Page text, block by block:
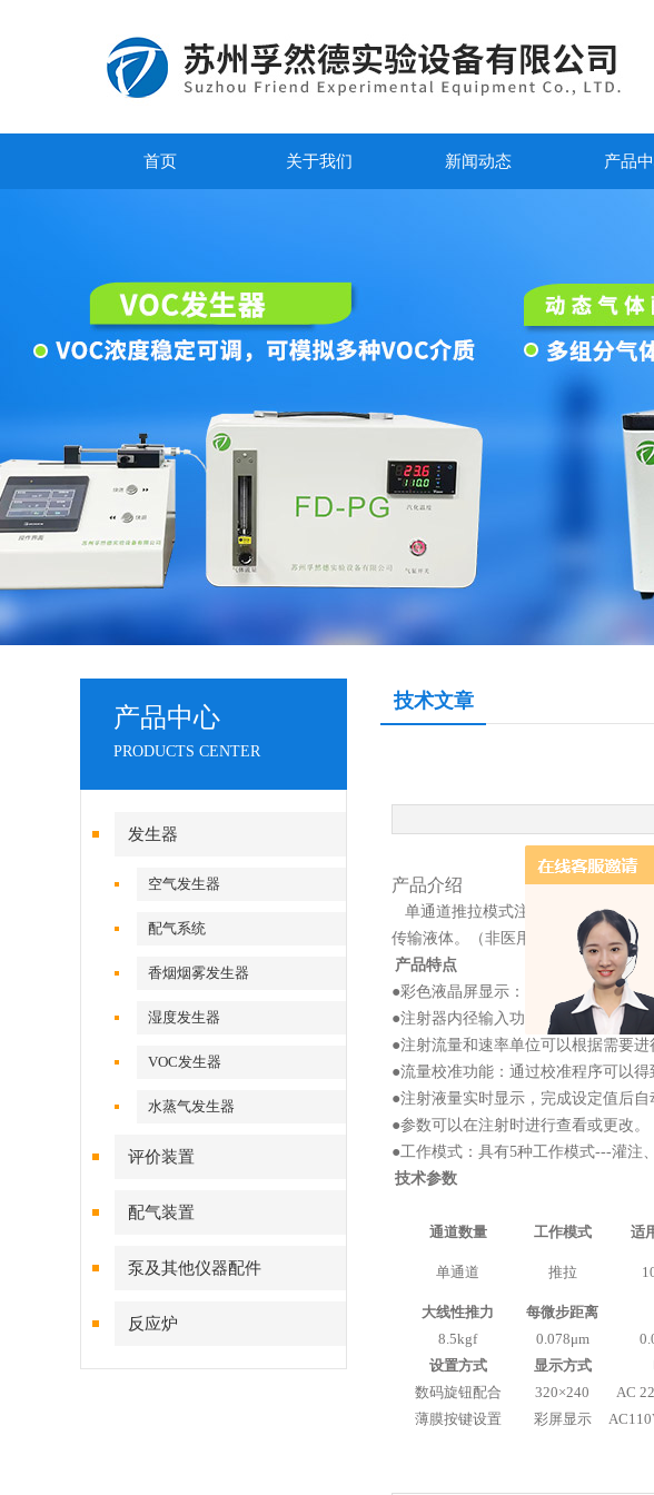
首页 关于我们 新闻动态 产品
产品中心
PRODUCTS CENTER
发生器
空气发生器
配气系统
香烟烟雾发生器
湿度发生器
VOC发生器
水蒸气发生器
评价装置
配气装置
泵及其他仪器配件
反应炉
技术文章
产品介绍
单通道推拉模式注射泵，不锈钢机
传输液体。（非医用）
产品特点
●彩色液晶屏显示：人机界面友好，
●注射器内径输入功能：可以从列表
●注射流量和速率单位可以根据需要进
●流量校准功能：通过校准程序可以得
●注射液量实时显示，完成设定值后自
●参数可以在注射时进行查看或更改。
●工作模式：具有5种工作模式---灌注
技术参数
通道数量 工作模式 适
单通道 推拉
大线性推力 每微步距离
8.5kgf
0.078μm
设置方式
显示方式
数码旋钮配合
薄膜按键设置
320×240
彩屏显示
AC